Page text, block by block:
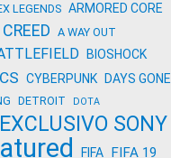
LEGENDS ARMORED CORE
A WAY OUT
BIOSHOCK
CS CYBERPUNK DAYS GONE
DETROIT DOTA
EXCLUSIVO SONY
FIFA FIFA 19